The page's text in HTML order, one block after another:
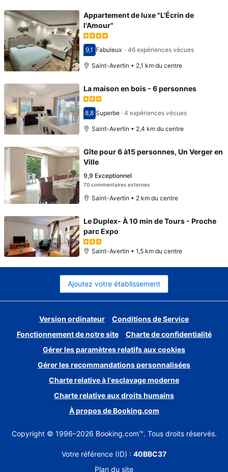
Appartement de luxe "L'Écrin de
l'Amour"
Avec une note de 9,1
9,1 Fabuleux · 46 expériences vécues
Saint-Avertin • 2,1 km du centre
La maison en bois - 6 personnes
Avec une note de 8,8
8,8 Superbe· 4 expériences vécues
Saint-Avertin • 2,4 km du centre
Gîte pour 6 à15 personnes, Un Verger en
Ville
9,9 Exceptionnel
70 commentaires externes
Saint-Avertin • 2 km du centre
Le Duplex- À 10 min de Tours - Proche
parc Expo
Saint-Avertin • 1,5 km du centre
Ajoutez votre établissement
Version ordinateur
Conditions de Service
Fonctionnement de notre site
Charte de confidentialité
Gérer les paramètres relatifs aux cookies
Gérer les recommandations personnalisées
Charte relative à l'esclavage moderne
Charte relative aux droits humains
À propos de Booking.com
Copyright © 1996–2026 Booking.com™. Tous droits réservés.
Votre référence (ID) : 40BBC37
Plan du site